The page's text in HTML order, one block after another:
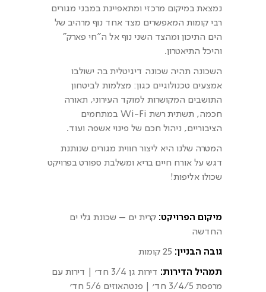
נמצאת במיקום מרכזי ומתאפיינת במבני מגורים
רבי קומות המאפשרים מצד אחד נוף מרהיב של
הים התיכון ומהצד השני נוף אל ה"חי פארק"
והיכל התיאטרון.
השכונה תהיה שכונה דיגיטלית בה ישולבו
אמצעים טכנולוגיים כגון: מצלמות לביטחון
התושבים המקושרות למוקד העירוני, תאורה
חכמה, תשתית רשת Wi-Fi במתחמים
הציבוריים, ניהול חכם של פינוי אשפה ועוד.
המטרה שלנו היא ליצור חווית מגורים שנותנת
דגש על אורח חיים בריא ומשלבת ספורט בפרויקט
שכולו אליפות!
מיקום הפרויקט: קרית ים – שכונת גלי ים
החדשה
גובה הבניין:
תמהיל הדירות:
דירות גן 3/4 חד׳ | דירות עם
מרפסת 3/4/5 חד׳ | פנטהאוזים 5/6 חד׳